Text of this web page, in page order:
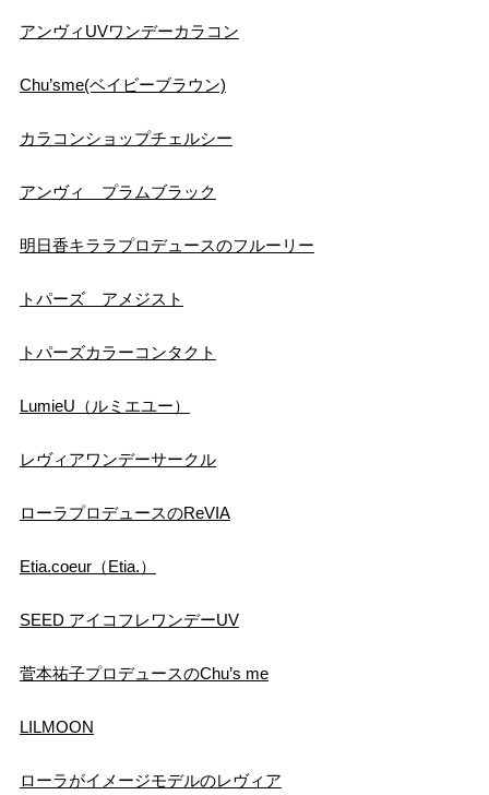
アンヴィUVワンデーカラコン
Chu’sme(ベイビーブラウン)
カラコンショップチェルシー
アンヴィ プラムブラック
明日香キララプロデュースのフルーリー
トパーズ アメジスト
トパーズカラーコンタクト
LumieU（ルミエユー）
レヴィアワンデーサークル
ローラプロデュースのReVIA
Etia.coeur（Etia.）
SEED アイコフレワンデーUV
菅本祐子プロデュースのChu’s me
LILMOON
ローラがイメージモデルのレヴィア